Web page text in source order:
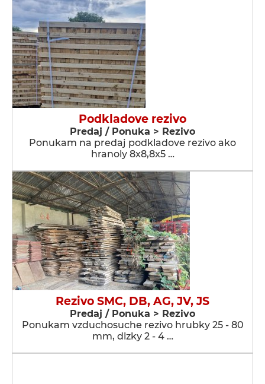
Podkladove rezivo
Predaj / Ponuka > Rezivo
Ponukam na predaj podkladove rezivo ako
hranoly 8x8,8x5 …
Rezivo SMC, DB, AG, JV, JS
Predaj / Ponuka > Rezivo
Ponukam vzduchosuche rezivo hrubky 25 - 80
mm, dlzky 2 - 4 …